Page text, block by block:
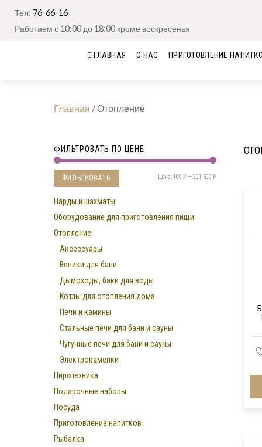
Тел: 76-66-16
Работаем с 10:00 до 18:00 кроме воскресенья
ГЛАВНАЯ О НАС ПРИГОТОВЛЕНИЕ
Главная /Отопление
ФИЛЬТРОВАТЬ ПО ЦЕНЕ
ФИЛЬТРОВАТЬ Цена:100 ₽—201 500 ₽
Нарды и шахматы
Оборудование для приготовления пищи
Отопление
Аксессуары
Веники для бани
Дымоходы, баки для воды
Котлы для отопления дома
Печи и камины
Стальные печи для бани и сауны
Чугунные печи для бани и сауны
Электрокаменки
Пиротехника
Подарочные наборы
Посуда
Приготовление напитков
Рыбалка